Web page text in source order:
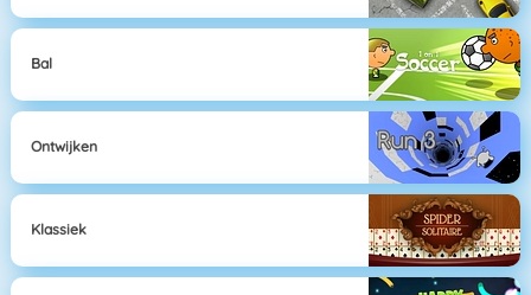
Bal
Ontwijken
Klassiek